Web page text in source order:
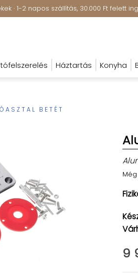
· 1-2 napos szállítás, 30.000 Ft felett
Háztartás Konyha
BETÉT
9